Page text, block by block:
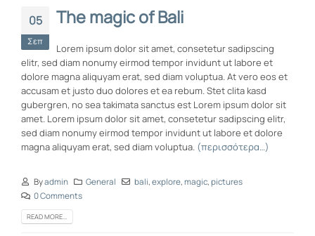
05
Σεπ
The magic of Bali
Lorem ipsum dolor sit amet, consetetur sadipscing
elitr, sed diam nonumy eirmod tempor invidunt ut labore et
dolore magna aliquyam erat, sed diam voluptua. At vero eos et
accusam et justo duo dolores et ea rebum. Stet clita kasd
gubergren, no sea takimata sanctus est Lorem ipsum dolor sit
amet. Lorem ipsum dolor sit amet, consetetur sadipscing elitr,
sed diam nonumy eirmod tempor invidunt ut labore et dolore
magna aliquyam erat, sed diam voluptua. (περισσότερα…)
Byadmin General bali,explore,magic,pictures
0 Comments
READ MORE...